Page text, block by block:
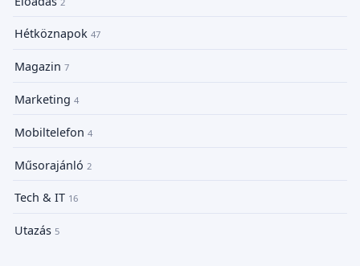
Hétköznapok 47
Magazin 7
Marketing 4
Mobiltelefon 4
Műsorajánló 2
Tech & IT 16
Utazás 5